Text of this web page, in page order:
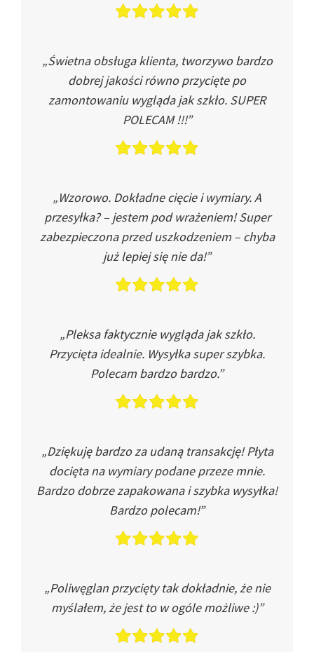
„Świetna obsługa klienta, tworzywo bardzo
dobrej jakości równo przycięte po
zamontowaniu wygląda jak szkło. SUPER
POLECAM !!!”
„Wzorowo. Dokładne cięcie i wymiary. A
przesyłka? – jestem pod wrażeniem! Super
zabezpieczona przed uszkodzeniem – chyba
już lepiej się nie da!”
„Pleksa faktycznie wygląda jak szkło.
Przycięta idealnie. Wysyłka super szybka.
Polecam bardzo bardzo.”
„Dziękuję bardzo za udaną transakcję! Płyta
docięta na wymiary podane przeze mnie.
Bardzo dobrze zapakowana i szybka wysyłka!
Bardzo polecam!”
„Poliwęglan przycięty tak dokładnie, że nie
myślałem, że jest to w ogóle możliwe :)”